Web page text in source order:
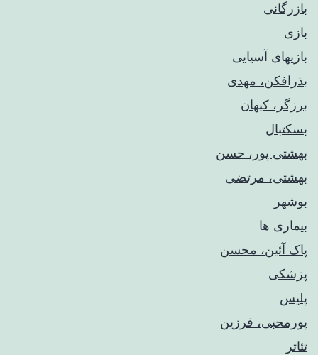
بازرگانی
بازی
بازیهای آسیایی
بذرافکن، مهدی
برزگر، کیهان
بسکتبال
بهشتی پور، حسن
بهشتی، مرتضی
بوشهر
بیماری ها
پاک آئین، محسن
پزشکی
پلیس
پورمحبی، فرزین
تئاتر